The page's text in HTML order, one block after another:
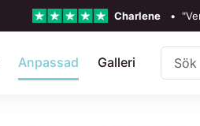
Charlene•
Anpassad Galleri